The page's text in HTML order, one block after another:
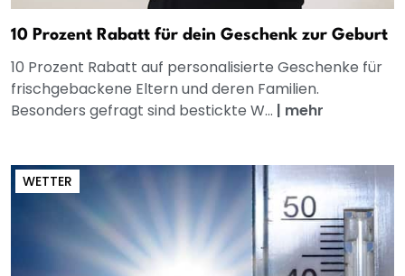
10 Prozent Rabatt für dein Geschenk zur Geburt
10 Prozent Rabatt auf personalisierte Geschenke für
frischgebackene Eltern und deren Familien.
Besonders gefragt sind bestickte W... | mehr
WETTER